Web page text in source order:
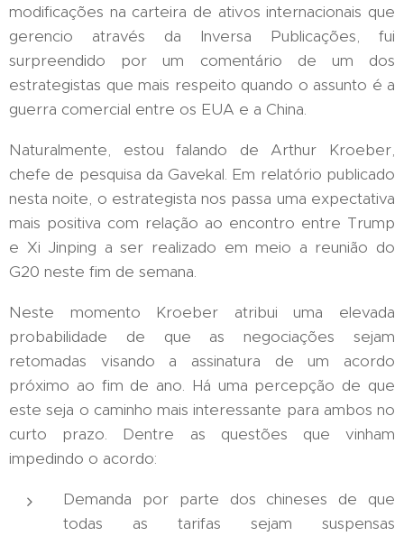
modificações na carteira de ativos internacionais que
gerencio através da Inversa Publicações, fui
surpreendido por um comentário de um dos
estrategistas que mais respeito quando o assunto é a
guerra comercial entre os EUA e a China.
Naturalmente, estou falando de Arthur Kroeber,
chefe de pesquisa da Gavekal. Em relatório publicado
nesta noite, o estrategista nos passa uma expectativa
mais positiva com relação ao encontro entre Trump
e Xi Jinping a ser realizado em meio a reunião do
G20 neste fim de semana.
Neste momento Kroeber atribui uma elevada
probabilidade de que as negociações sejam
retomadas visando a assinatura de um acordo
próximo ao fim de ano. Há uma percepção de que
este seja o caminho mais interessante para ambos no
curto prazo. Dentre as questões que vinham
impedindo o acordo:
Demanda por parte dos chineses de que
todas as tarifas sejam suspensas